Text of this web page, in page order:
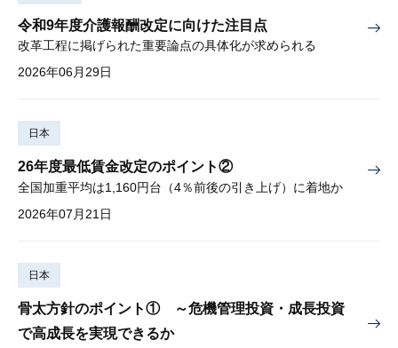
令和9年度介護報酬改定に向けた注目点
改革工程に掲げられた重要論点の具体化が求められる
2026年06月29日
日本
26年度最低賃金改定のポイント②
全国加重平均は1,160円台（4％前後の引き上げ）に着地か
2026年07月21日
日本
骨太方針のポイント① ～危機管理投資・成長投資
で高成長を実現できるか